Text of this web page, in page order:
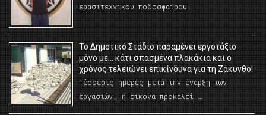
ερασιτεχνικού ποδοσφαίρου. …
Το Δημοτικό Στάδιο παραμένει εργοτάξιο
μόνο με… κάτι σπασμένα πλακάκια και ο
χρόνος τελειώνει επικίνδυνα για τη Ζάκυνθο!
Τέσσερις ημέρες μετά την έναρξη των
εργασιών, η εικόνα προκαλεί …